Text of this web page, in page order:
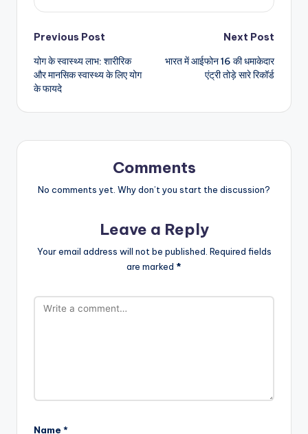
Post
navigation
Previous Post
योग के स्वास्थ्य लाभ: शारीरिक
और मानसिक स्वास्थ्य के लिए योग
के फायदे
Next Post
भारत में आईफोन 16 की धमाकेदार
एंट्री तोड़े सारे रिकॉर्ड
Comments
No comments yet. Why don’t you start the discussion?
Leave a Reply
Your email address will not be published. Required fields
are marked *
Name *